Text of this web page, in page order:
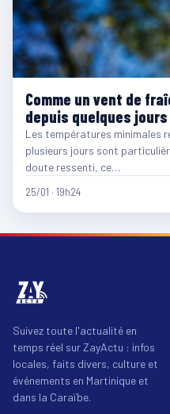
Comme un vent de
depuis quelques jours
Les températures minimales
plusieurs jours sont
doute ressenti, ce…
25/01 · 19h24
Suivez toute l'actualité en
temps réel sur ZayActu : infos
locales, faits divers, culture et
événements en Martinique et
dans la Caraïbe.